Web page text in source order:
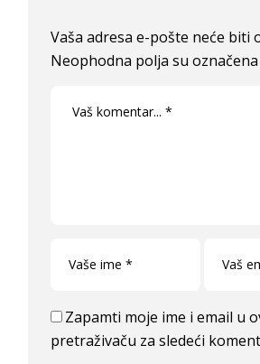
Vaša adresa e-pošte neće biti
Neophodna polja su
Zapamti moje ime i email u
pretraživaču za sledeći